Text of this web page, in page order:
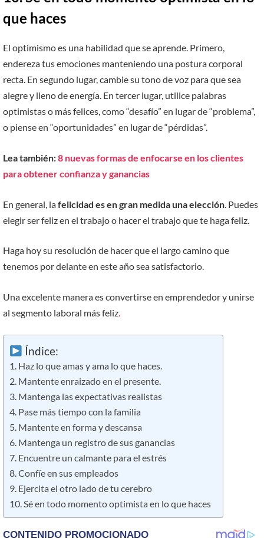
que haces
El optimismo es una habilidad que se aprende. Primero,
endereza tus emociones manteniendo una postura corporal
recta. En segundo lugar, cambie su tono de voz para que sea
alegre y lleno de energía. En tercer lugar, utilice palabras
optimistas o más felices, como “desafío” en lugar de “problema”,
o piense en “oportunidades” en lugar de “pérdidas”.
Lea también:8 nuevas formas de enfocarse en los clientes
para obtener confianza y ganancias
En general, lafelicidad es en gran medida una elección . Puedes
elegir ser feliz en el trabajo o hacer el trabajo que te haga feliz.
Haga hoy su resolución de hacer que el largo camino que
tenemos por delante en este año sea satisfactorio.
Una excelente manera es convertirse en emprendedor y unirse
al segmento laboral más feliz
Índice:
1. Haz lo que amas y ama lo que haces.
2. Mantente enraizado en el presente.
3. Mantenga las expectativas realistas
4. Pase más tiempo con la familia
5. Mantente en forma y descansa
6. Mantenga un registro de sus ganancias
7. Encuentre un calmante para el estrés
8. Confíe en sus empleados
9. Ejercita el otro lado de tu cerebro
10. Sé en todo momento optimista en lo que haces